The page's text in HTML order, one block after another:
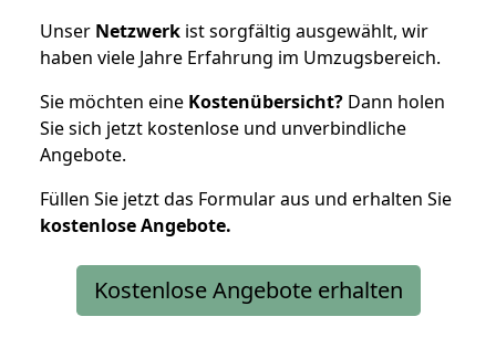
Unser Netzwerk ist sorgfältig ausgewählt, wir
haben viele Jahre Erfahrung im Umzugsbereich.
Sie möchten eine Kostenübersicht? Dann holen
Sie sich jetzt kostenlose und unverbindliche
Angebote.
Füllen Sie jetzt das Formular aus und erhalten Sie
kostenloseAngebote.
Kostenlose Angebote erhalten